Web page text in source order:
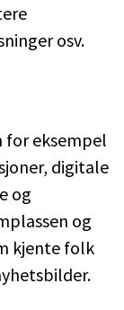
osv.
for eksempel
digitale
og
og
kjente folk